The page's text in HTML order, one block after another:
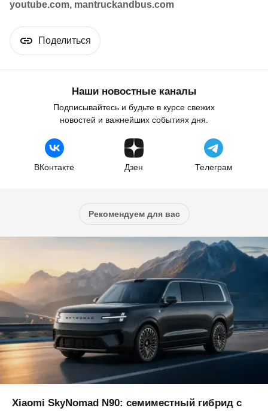
youtube.com, mantruckandbus.com
Поделиться
Наши новостные каналы
Подписывайтесь и будьте в курсе свежих
новостей и важнейших событиях дня.
ВКонтакте Дзен Телеграм
Рекомендуем для вас
Xiaomi SkyNomad N90: семиместный гибрид с